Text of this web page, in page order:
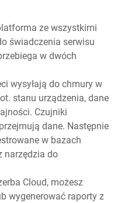
ze wszystkimi
świadczenia serwisu
w dwóch
wysyłają do chmury w
stanu urządzenia, dane
Czujniki
dane. Następnie
w bazach
narzędzia do
Cloud, możesz
wygenerować raporty z